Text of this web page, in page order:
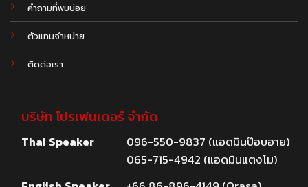
คำถามที่พบบ่อย
ตัวแทนจำหน่าย
ติดต่อเรา
บริษัท โปรเฟนเดอร์ จำกัด
Thai Speaker
096-550-9837 (แอดมินป๊อบอาย)
065-715-4942 (แอดมินแตงโม)